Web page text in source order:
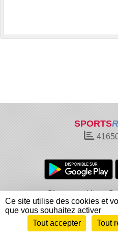
SPORTS
Charte cookies
Informations légales
Envie de participer ?
Ce site utilise des cookies et
que vous souhaitez activer
Tout accepter
Tout